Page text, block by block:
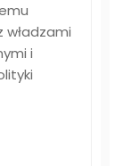
władzami
i